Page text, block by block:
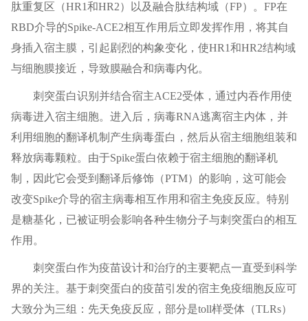
肽重复区（HR1和HR2）以及融合肽结构域（FP）。FP在
RBD介导的Spike-ACE2相互作用后立即发挥作用，将其自
身插入宿主膜，引起剧烈的构象变化，使HR1和HR2结构域
与细胞膜接近，导致膜融合和病毒内化。
刺突蛋白识别并结合宿主ACE2受体，通过内吞作用使
病毒进入宿主细胞。进入后，病毒RNA逃离宿主内体，并
利用细胞的翻译机制产生病毒蛋白，然后从宿主细胞组装和
释放病毒颗粒。由于Spike蛋白依赖于宿主细胞的翻译机
制，因此它会受到翻译后修饰（PTM）的影响，这可能会
改变Spike介导的宿主病毒相互作用和宿主免疫反应。特别
是糖基化，已被证明会影响各种生物分子与刺突蛋白的相互
作用。
刺突蛋白作为疫苗设计和治疗的主要靶点一直受到科学
界的关注。基于刺突蛋白的疫苗引发的宿主免疫细胞反应可
大致分为三组：先天免疫反应，部分是toll样受体（TLRs）